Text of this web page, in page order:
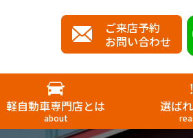
ご来店予約
お問い合わせ
軽自動車専門店とは
about
選ば